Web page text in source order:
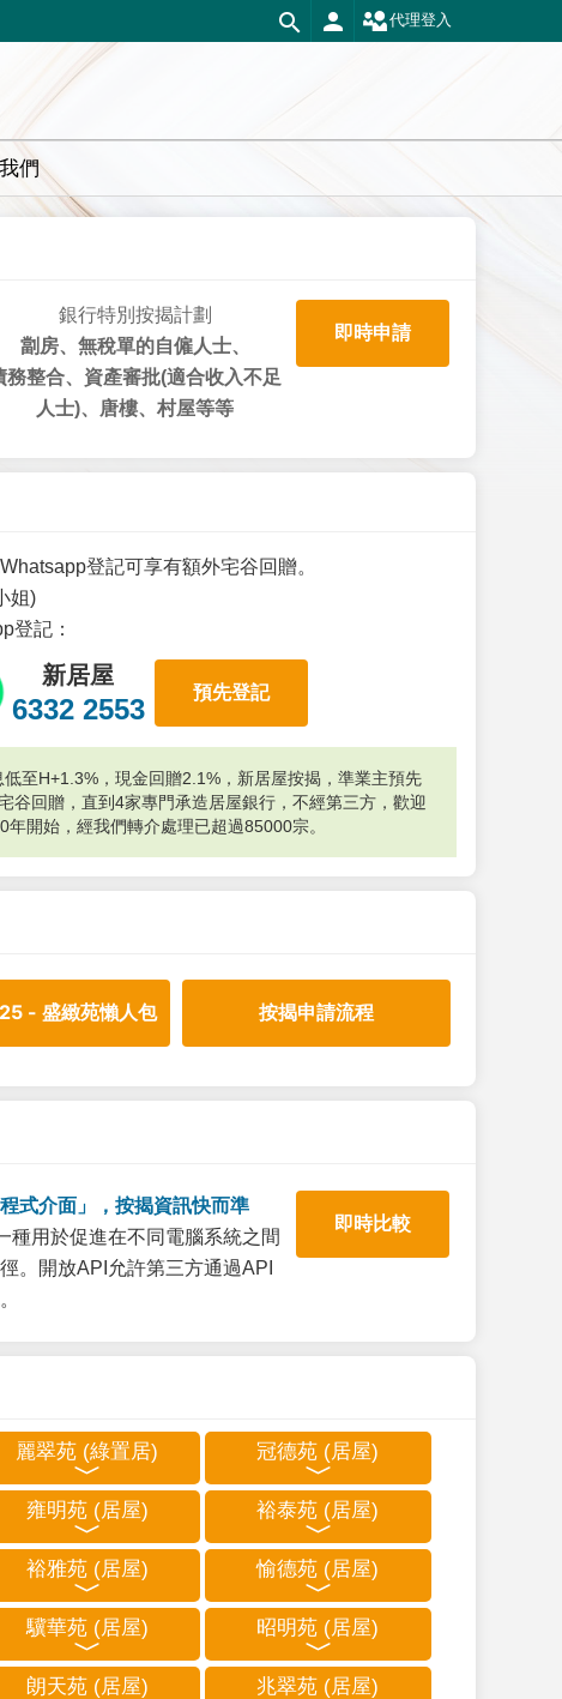
代理登入
們
銀行特別按揭計劃
劏房、無稅單的自僱人士、
務整合、資產審批(適合收入不足
人士)、唐樓、村屋等等
即時申請
登記可享有額外宅谷回贈。
姐)
登記：
新居屋
6332 2553
預先登記
至H+1.3%，現金回贈2.1%，新居屋按揭，準業主預先
谷回贈，直到4家專門承造居屋銀行，不經第三方，歡迎
開始，經我們轉介處理已超過85000宗。
- 盛緻苑懶人包 按揭申請流程
式介面」，按揭資訊快而準
種用於促進在不同電腦系統之間
。開放API允許第三方通過API
即時比較
麗翠苑 (綠置居) 冠德苑 (居屋)
雍明苑 (居屋) 裕泰苑 (居屋)
裕雅苑 (居屋) 愉德苑 (居屋)
驥華苑 (居屋) 昭明苑 (居屋)
朗天苑 (居屋) 兆翠苑 (居屋)